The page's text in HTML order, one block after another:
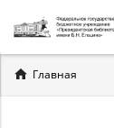
Вы
здесь
Главная